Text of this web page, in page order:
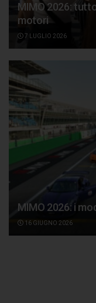
MIMO 2026:
motori
7 LUGLIO 2026
MIMO 2026: i
16 GIUGNO 2026